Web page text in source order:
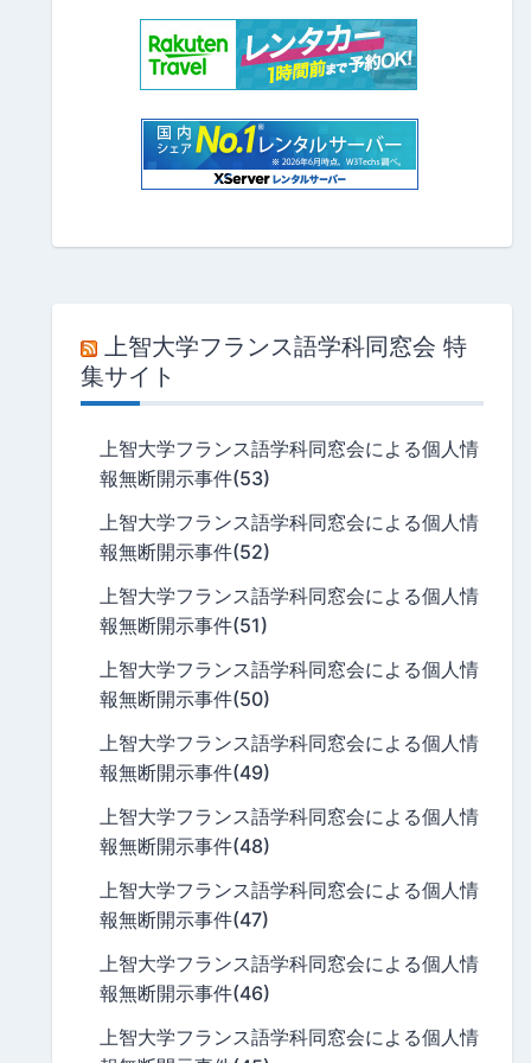
上智大学フランス語学科同窓会 特
集サイト
上智大学フランス語学科同窓会による個人情
報無断開示事件(53)
上智大学フランス語学科同窓会による個人情
報無断開示事件(52)
上智大学フランス語学科同窓会による個人情
報無断開示事件(51)
上智大学フランス語学科同窓会による個人情
報無断開示事件(50)
上智大学フランス語学科同窓会による個人情
報無断開示事件(49)
上智大学フランス語学科同窓会による個人情
報無断開示事件(48)
上智大学フランス語学科同窓会による個人情
報無断開示事件(47)
上智大学フランス語学科同窓会による個人情
報無断開示事件(46)
上智大学フランス語学科同窓会による個人情